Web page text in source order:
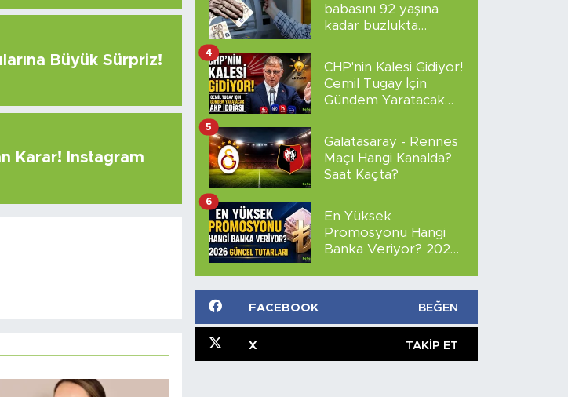
Büyük Sürpriz!
Karar! Instagram
babasını 92 yaşına
kadar buzlukta
CHP'nin Kalesi Gidiyor!
Cemil Tugay İçin
Gündem Yaratacak
4
Galatasaray - Rennes
Maçı Hangi Kanalda?
Saat Kaçta?
5
En Yüksek
Promosyonu Hangi
Banka Veriyor? 2026
6
FACEBOOK BEĞEN
X TAKIP ET